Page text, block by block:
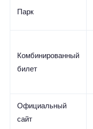
Парк
Комбинированный
билет
Официальный
сайт